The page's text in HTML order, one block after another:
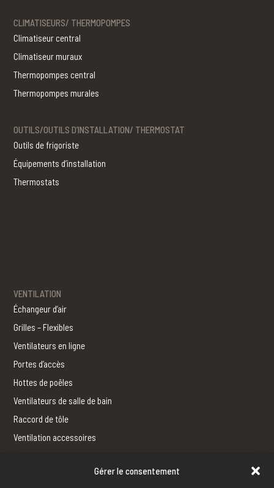
Gérer le consentement
CLIMATISEURS/ THERMOPOMPES
Climatiseur central
Climatiseur muraux
Thermopompes central
Thermopompes murales
OUTILS/OUTILS D’INSTALLATION/ THERMOSTAT
Outils de frigoriste
Équipements d’installation
Thermostats
VENTILATION
Échangeur d’air
Grilles – Flexibles
Ventilateurs en ligne
Portes d’accès
Hottes de poêles
Ventilateurs de salle de bain
Raccord de tôle
Ventilation accessoires